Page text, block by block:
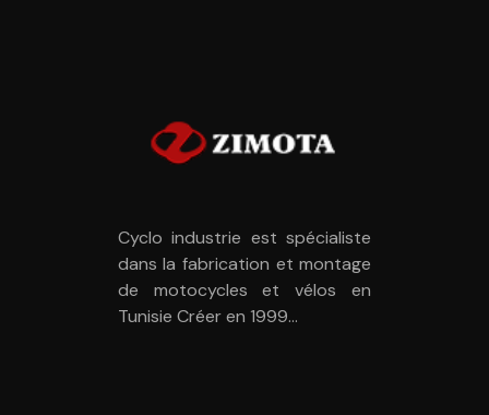
Cyclo industrie est spécialiste
dans la fabrication et montage
de motocycles et vélos en
Tunisie Créer en 1999...